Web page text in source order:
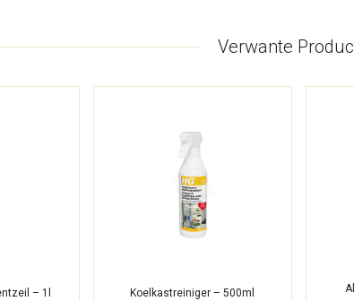
Verwante
– 1l Koelkastreiniger – 500ml